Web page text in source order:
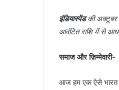
इंडियास्पेंडकी अक्टूबर
आवंटित राशि में से
समाज और ज़िम्मेवारी-
आज हम एक ऐसे भारत